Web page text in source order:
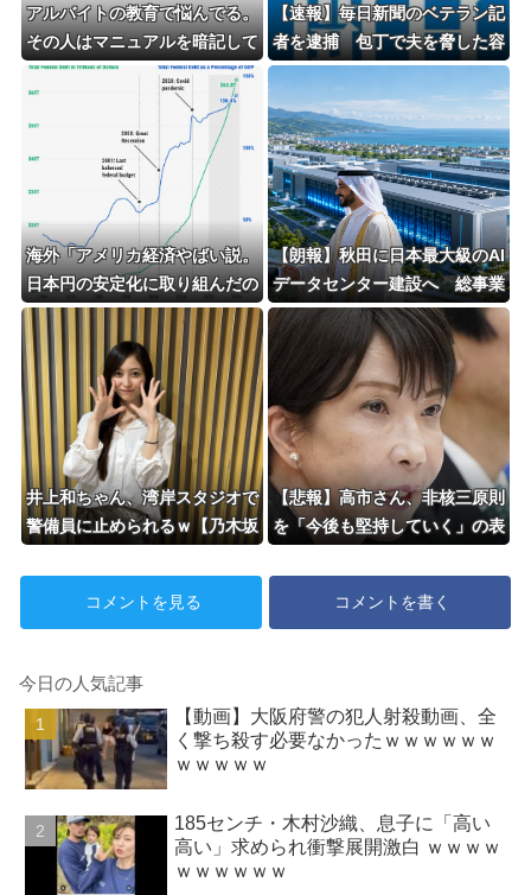
アルバイトの教育で悩んでる。
その人はマニュアルを暗記して
機械のように繰り返すロボット
タイプ
【速報】毎日新聞のベテラン記
者を逮捕 包丁で夫を脅した容
疑
海外「アメリカ経済やばい説。
日本円の安定化に取り組んだの
もこれが原因か？」
【朗報】秋田に日本最大級のAI
データセンター建設へ 総事業
費2兆円、UAEが巨額投資を協
議
井上和ちゃん、湾岸スタジオで
警備員に止められるｗ【乃木坂
【悲報】高市さん、非核三原則
を「今後も堅持していく」の表
コメントを見る コメントを書く
今日の人気記事
【動画】大阪府警の犯人射殺動画、全
く撃ち殺す必要なかったｗｗｗｗｗｗ
ｗｗｗｗｗ
185センチ・木村沙織、息子に「高い
高い」求められ衝撃展開激白 ｗｗｗｗ
ｗｗｗｗｗｗ